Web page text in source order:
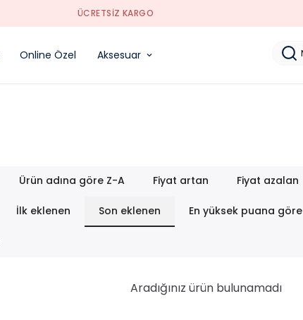
Online Özel Aksesuar
Ürün adına göre Z-A Fiyat artan Fiyat azalan
İlk eklenen Son eklenen En yüksek puana göre
Aradığınız ürün bulunamadı